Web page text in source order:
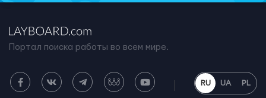
Портал поиска работы во всем мире.
RU UA PL